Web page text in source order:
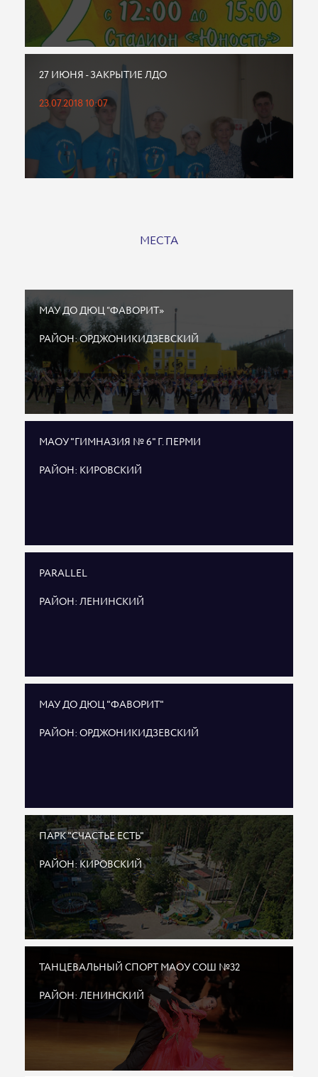
27 ИЮНЯ - ЗАКРЫТИЕ ЛДО
23.07.2018 10:07
МЕСТА
МАУ ДО ДЮЦ “ФАВОРИТ»
РАЙОН: ОРДЖОНИКИДЗЕВСКИЙ
МАОУ "ГИМНАЗИЯ № 6" Г. ПЕРМИ
РАЙОН: КИРОВСКИЙ
PARALLEL
РАЙОН: ЛЕНИНСКИЙ
МАУ ДО ДЮЦ "ФАВОРИТ"
РАЙОН: ОРДЖОНИКИДЗЕВСКИЙ
ПАРК "СЧАСТЬЕ ЕСТЬ"
РАЙОН: КИРОВСКИЙ
ТАНЦЕВАЛЬНЫЙ СПОРТ МАОУ СОШ №32
РАЙОН: ЛЕНИНСКИЙ